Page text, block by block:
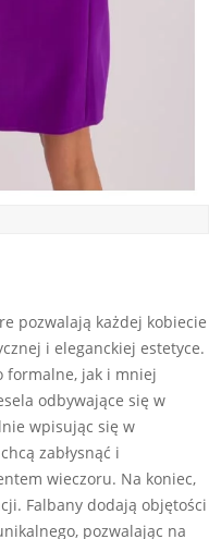
pozwalają każdej kobiecie
i eleganckiej estetyce.
formalne, jak i mniej
odbywające się w
wpisując się w
zabłysnąć i
wieczoru. Na koniec,
Falbany dodają objętości
pozwalając na